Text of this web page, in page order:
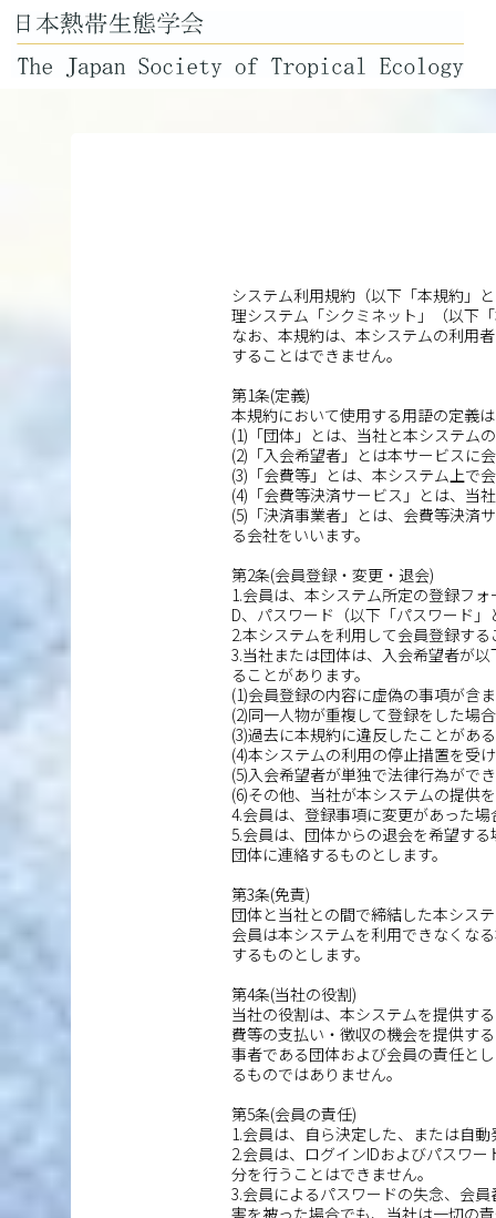
システム利用規約（以下「本規約」
理システム「シクミネット」（以下
なお、本規約は、本システムの利用
することはできません。
第1条(定義)
本規約において使用する用語の定義
(1)「団体」とは、当社と本システム
(2)「入会希望者」とは本サービスに
(3)「会費等」とは、本システム上で
(4)「会費等決済サービス」とは、当
(5)「決済事業者」とは、会費等決済
る会社をいいます。
第2条(会員登録・変更・退会)
1.会員は、本システム所定の登録フ
D、パスワード（以下「パスワード
2.本システムを利用して会員登録す
3.当社または団体は、入会希望者が
ることがあります。
(1)会員登録の内容に虚偽の事項が含
(2)同一人物が重複して登録をした場合
(3)過去に本規約に違反したことがあ
(4)本システムの利用の停止措置を受
(5)入会希望者が単独で法律行為がで
(6)その他、当社が本システムの提供
4.会員は、登録事項に変更があった
5.会員は、団体からの退会を希望す
団体に連絡するものとします。
第3条(免責)
団体と当社との間で締結した本シス
会員は本システムを利用できなくな
するものとします。
第4条(当社の役割)
当社の役割は、本システムを提供す
費等の支払い・徴収の機会を提供す
事者である団体および会員の責任と
るものではありません。
第5条(会員の責任)
1.会員は、自ら決定した、または自
2.会員は、ログインIDおよびパスワ
分を行うことはできません。
3.会員によるパスワードの失念、会
害を被った場合でも、当社は一切の